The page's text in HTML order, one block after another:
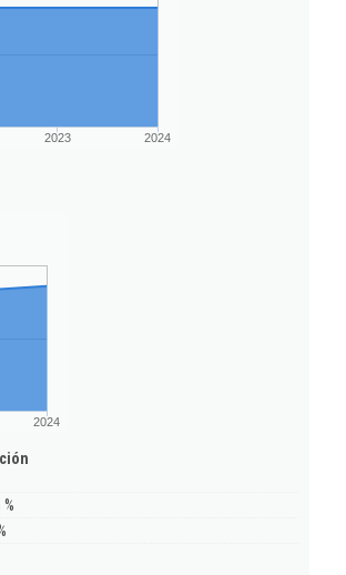
2023 2024
2024